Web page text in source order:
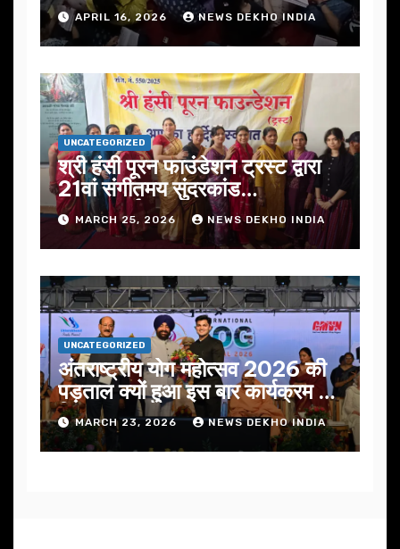
APRIL 16, 2026 NEWS DEKHO INDIA
UNCATEGORIZED
श्री हंसी पूरन फाउंडेशन ट्रस्ट द्वारा
21वां संगीतमय सुंदरकांड
सफलतापूर्वक संपन्न
MARCH 25, 2026 NEWS DEKHO INDIA
UNCATEGORIZED
अंतराष्ट्रीय योग महोत्सव 2026 की
पड़ताल क्यों हुआ इस बार कार्यक्रम में
निखार
MARCH 23, 2026 NEWS DEKHO INDIA